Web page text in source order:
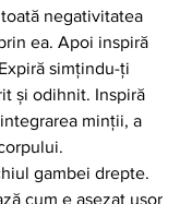
negativitatea
ea. Apoi inspiră
simțindu-ți
și odihnit. Inspiră
minții, a
gambei drepte.
cum e asezat usor